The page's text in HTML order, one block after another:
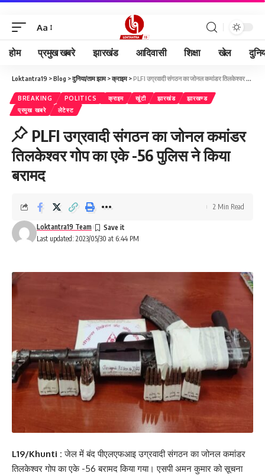
Aa
होम प्रमुख खबरे झारखंड आदिवासी शिक्षा खेल
Loktantra19 >Blog >दुनिया/ताम झाम>क्राइम>PLFI उग्रवादी संगठन का जोनल कमांडर तिलकेश्वर गोप का एके -56 पुलिस ने किया बरामद
BREAKING POLITICS क्राइम खूंटी झारखंड
झारखण्ड
प्रमुख खबरे
लेटेस्ट
PLFI उग्रवादी संगठन का जोनल कमांडर
तिलकेश्वर गोप का एके -56 पुलिस ने किया
बरामद
Last updated: 2023/05/30 at 6:44 PM
Loktantra19 Team
2 Min Read
L19/Khunti :जेल में बंद पीएलएफआइ उग्रवादी संगठन का जोनल कमांडर
तिलकेश्वर गोप का एके -56 बरामद किया गया। एसपी अमन कुमार को सूचना